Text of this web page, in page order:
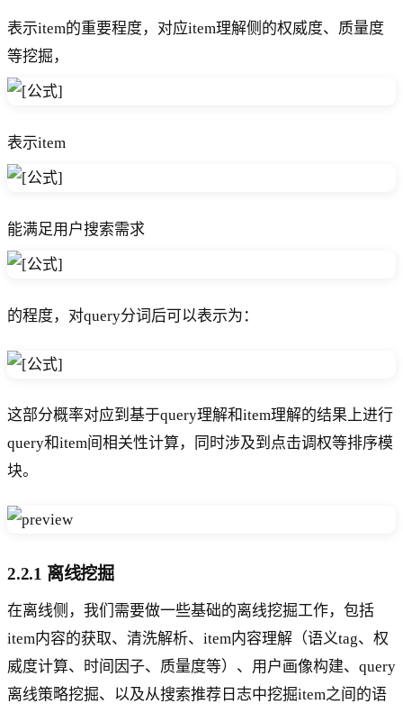
表示item的重要程度，对应item理解侧的权威度、质量度
等挖掘，
表示item
能满足用户搜索需求
的程度，对query分词后可以表示为：
这部分概率对应到基于query理解和item理解的结果上进行
query和item间相关性计算，同时涉及到点击调权等排序模
块。
2.2.1 离线挖掘
在离线侧，我们需要做一些基础的离线挖掘工作，包括
item内容的获取、清洗解析、item内容理解（语义tag、权
威度计算、时间因子、质量度等）、用户画像构建、query
离线策略挖掘、以及从搜索推荐日志中挖掘item之间的语